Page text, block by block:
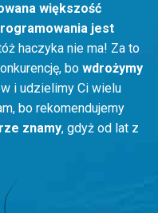
większość
jest
haczyka nie ma! Za to
bo wdrożymy
i udzielimy Ci wielu
bo rekomendujemy
znamy, gdyż od lat z